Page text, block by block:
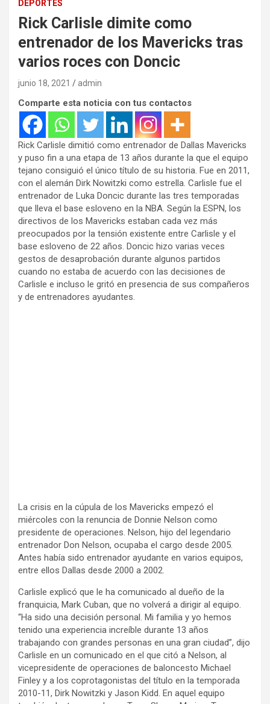
DEPORTES
Rick Carlisle dimite como
entrenador de los Mavericks tras
varios roces con Doncic
junio 18, 2021 admin
Comparte esta noticia con tus contactos
Rick Carlisle dimitió como entrenador de Dallas Mavericks
y puso fin a una etapa de 13 años durante la que el equipo
tejano consiguió el único título de su historia. Fue en 2011,
con el alemán Dirk Nowitzki como estrella. Carlisle fue el
entrenador de Luka Doncic durante las tres temporadas
que lleva el base esloveno en la NBA. Según la ESPN, los
directivos de los Mavericks estaban cada vez más
preocupados por la tensión existente entre Carlisle y el
base esloveno de 22 años. Doncic hizo varias veces
gestos de desaprobación durante algunos partidos
cuando no estaba de acuerdo con las decisiones de
Carlisle e incluso le gritó en presencia de sus compañeros
y de entrenadores ayudantes.
La crisis en la cúpula de los Mavericks empezó el
miércoles con la renuncia de Donnie Nelson como
presidente de operaciones. Nelson, hijo del legendario
entrenador Don Nelson, ocupaba el cargo desde 2005.
Antes había sido entrenador ayudante en varios equipos,
entre ellos Dallas desde 2000 a 2002.
Carlisle explicó que le ha comunicado al dueño de la
franquicia, Mark Cuban, que no volverá a dirigir al equipo.
“Ha sido una decisión personal. Mi familia y yo hemos
tenido una experiencia increíble durante 13 años
trabajando con grandes personas en una gran ciudad”, dijo
Carlisle en un comunicado en el que citó a Nelson, al
vicepresidente de operaciones de baloncesto Michael
Finley y a los coprotagonistas del título en la temporada
2010-11, Dirk Nowitzki y Jason Kidd. En aquel equipo